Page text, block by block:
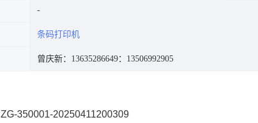
条码打印机
曾庆新：13635286649：13506992905
ZG-350001-20250411200309